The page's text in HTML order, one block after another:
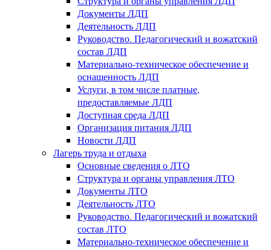
Документы ЛДП
Деятельность ЛДП
Руководство. Педагогический и вожатский
состав ЛДП
Материально-техническое обеспечение и
оснащенность ЛДП
Услуги, в том числе платные,
предоставляемые ЛДП
Доступная среда ЛДП
Организация питания ЛДП
Новости ЛДП
Лагерь труда и отдыха
Основные сведения о ЛТО
Структура и органы управления ЛТО
Документы ЛТО
Деятельность ЛТО
Руководство. Педагогический и вожатский
состав ЛТО
Материально-техническое обеспечение и